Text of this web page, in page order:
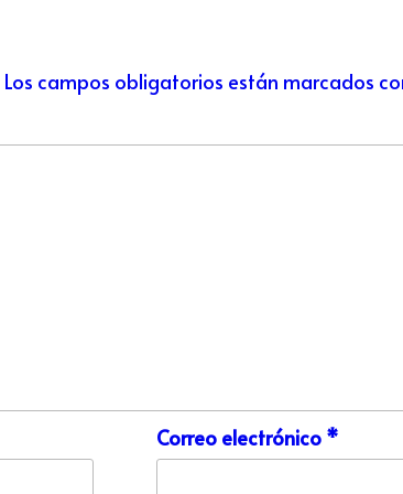
Los campos obligatorios están marcados
Correo electrónico *